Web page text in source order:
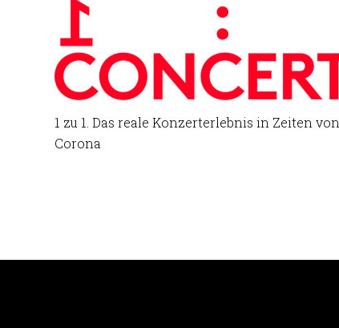
1 zu 1. Das reale Konzerterlebnis in Zeiten von
Corona